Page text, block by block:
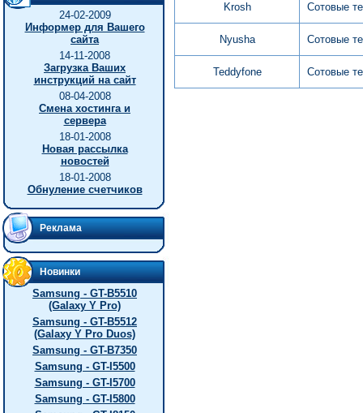
24-02-2009
Информер для Вашего
сайта
14-11-2008
Загрузка Ваших
инструкций на сайт
08-04-2008
Смена хостинга и
сервера
18-01-2008
Новая рассылка
новостей
18-01-2008
Обнуление счетчиков
Реклама
Новинки
Samsung - GT-B5510
(Galaxy Y Pro)
Samsung - GT-B5512
(Galaxy Y Pro Duos)
Samsung - GT-B7350
Samsung - GT-I5500
Samsung - GT-I5700
Samsung - GT-I5800
Krosh Сотовые
Nyusha Сотовые
Teddyfone Сотовые